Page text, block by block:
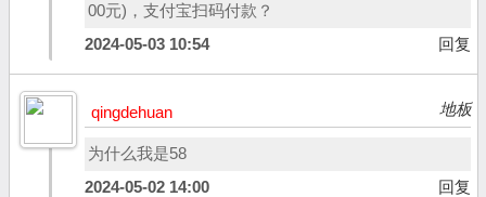
00元)，支付宝扫码付款？
2024-05-03 10:54
回复
qingdehuan 地板
为什么我是58
2024-05-02 14:00
回复